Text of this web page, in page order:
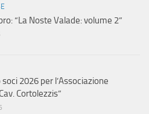
“La Noste Valade: volume 2”
2026 per l’Associazione
Cortolezzis”